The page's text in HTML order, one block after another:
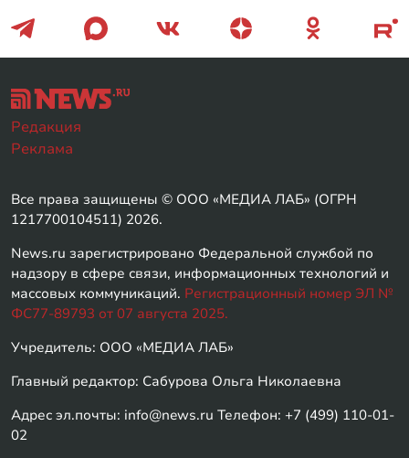
Редакция
Реклама
Все права защищены © ООО «МЕДИА ЛАБ» (ОГРН
1217700104511) 2026.
News.ru зарегистрировано Федеральной службой по
надзору в сфере связи, информационных технологий и
массовых коммуникаций. Регистрационный номер ЭЛ №
ФС77-89793 от 07 августа 2025.
Учредитель: ООО «МЕДИА ЛАБ»
Главный редактор: Сабурова Ольга Николаевна
Адрес эл.почты: info@news.ru Телефон: +7 (499) 110-01-
02